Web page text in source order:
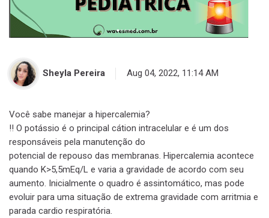
Sheyla Pereira Aug 04, 2022, 11:14 AM
Você sabe manejar a hipercalemia?
‼️ O potássio é o principal cátion intracelular e é um dos
responsáveis pela manutenção do
potencial de repouso das membranas. Hipercalemia acontece
quando K>5,5mEq/L e varia a gravidade de acordo com seu
aumento. Inicialmente o quadro é assintomático, mas pode
evoluir para uma situação de extrema gravidade com arritmia e
parada cardio respiratória.